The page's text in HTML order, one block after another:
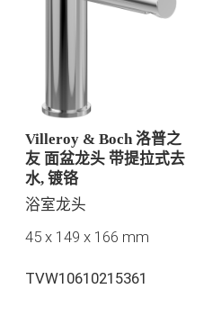
Villeroy & Boch 洛普之
友 面盆龙头 带提拉式去
水, 镀铬
浴室龙头
45 x 149 x 166 mm
TVW10610215361